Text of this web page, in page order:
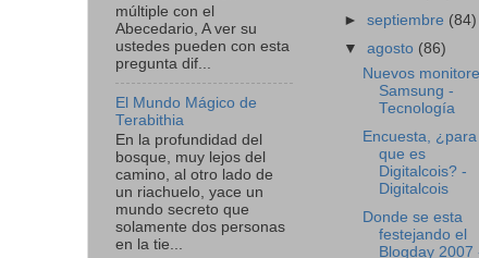
múltiple con el
Abecedario, A ver su
ustedes pueden con esta
pregunta dif...
El Mundo Mágico de
Terabithia
En la profundidad del
bosque, muy lejos del
camino, al otro lado de
un riachuelo, yace un
mundo secreto que
solamente dos personas
en la tie...
►septiembre (84)
▼agosto (86)
Nuevos
Samsung -
Tecnología
Encuesta,
que es
Digitalcois? -
Digitalcois
Donde se esta
festejando el
Blogday 2007